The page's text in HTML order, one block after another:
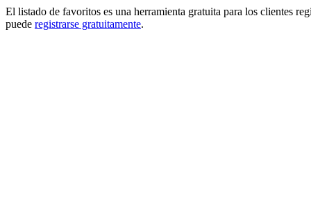
El listado de favoritos es una herramienta gratuita para los clientes
puede registrarse gratuitamente.